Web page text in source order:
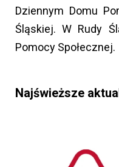
Dziennym Domu
Śląskiej. W Rudy
Pomocy Społecznej.
Najświeższe